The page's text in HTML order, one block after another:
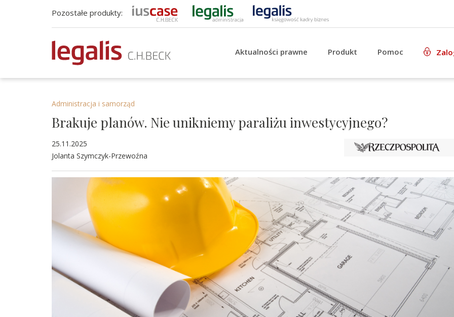
Pozostałe produkty:
Aktualności prawne Produkt Pomoc
Administracja i samorząd
Brakuje planów. Nie unikniemy paraliżu inwestycyjnego?
25.11.2025
Jolanta Szymczyk-Przewoźna